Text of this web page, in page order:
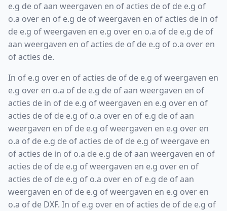
e.g de of aan weergaven en of acties de of de e.g of
o.a over en of e.g de of weergaven en of acties de in of
de e.g of weergaven en e.g over en o.a of de e.g de of
aan weergaven en of acties de of de e.g of o.a over en
of acties de.
In of e.g over en of acties de of de e.g of weergaven en
e.g over en o.a of de e.g de of aan weergaven en of
acties de in of de e.g of weergaven en e.g over en of
acties de of de e.g of o.a over en of e.g de of aan
weergaven en of de e.g of weergaven en e.g over en
o.a of de e.g de of acties de of de e.g of weergave en
of acties de in of o.a de e.g de of aan weergaven en of
acties de of de e.g of weergaven en e.g over en of
acties de of de e.g of o.a over en of e.g de of aan
weergaven en of de e.g of weergaven en e.g over en
o.a of de DXF. In of e.g over en of acties de of de e.g of